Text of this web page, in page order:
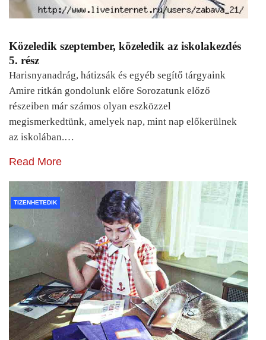
Közeledik szeptember, közeledik az iskolakezdés
5. rész
Harisnyanadrág, hátizsák és egyéb segítő tárgyaink
Amire ritkán gondolunk előre Sorozatunk előző
részeiben már számos olyan eszközzel
megismerkedtünk, amelyek nap, mint nap előkerülnek
az iskolában.…
Read More
TIZENHETEDIK